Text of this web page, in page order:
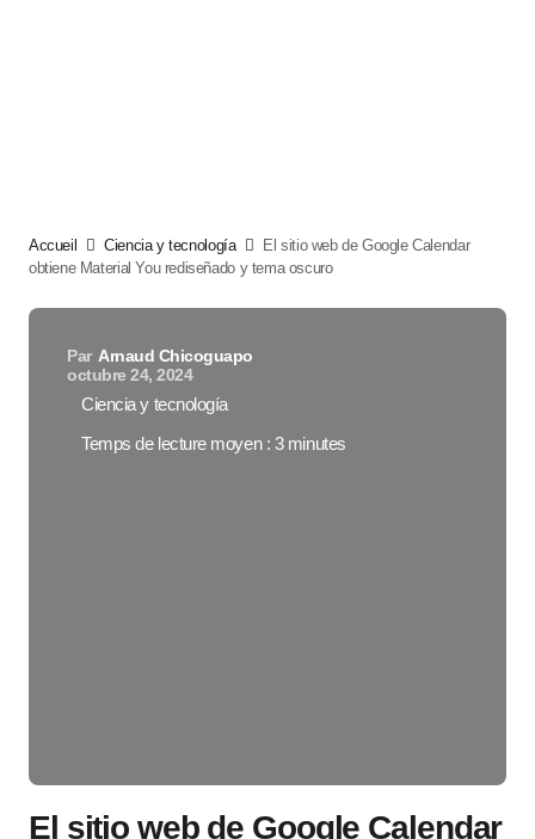
Accueil Ciencia y tecnología
El sitio web de Google Calendar
obtiene Material You rediseñado y tema oscuro
Par Arnaud Chicoguapo
octubre 24, 2024
Ciencia y tecnología
Temps de lecture moyen : 3 minutes
El sitio web de Google Calendar